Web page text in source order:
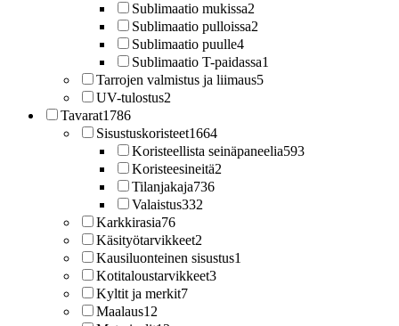
Sublimaatio mukissa2
Sublimaatio pulloissa2
Sublimaatio puulle4
Sublimaatio T-paidassa1
Tarrojen valmistus ja liimaus5
UV-tulostus2
Tavarat1786
Sisustuskoristeet1664
Koristeellista seinäpaneelia593
Koristeesineitä2
Tilanjakaja736
Valaistus332
Karkkirasia76
Käsityötarvikkeet2
Kausiluonteinen sisustus1
Kotitaloustarvikkeet3
Kyltit ja merkit7
Maalaus12